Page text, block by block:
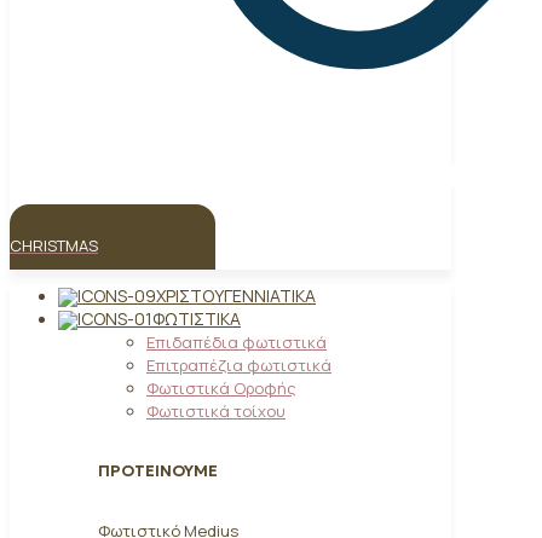
CHRISTMAS
ΧΡΙΣΤΟΥΓΕΝΝΙΆΤΙΚΑ
ΦΩΤΙΣΤΙΚΆ
Επιδαπέδια φωτιστικά
Επιτραπέζια φωτιστικά
Φωτιστικά Οροφής
Φωτιστικά τοίχου
ΠΡΟΤΕΙΝΟΥΜΕ
Φωτιστικό Medius